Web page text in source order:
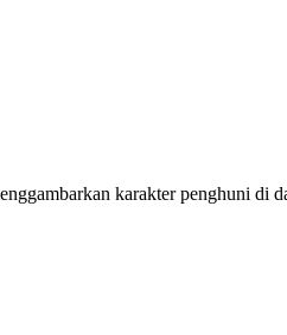
karakter penghuni di